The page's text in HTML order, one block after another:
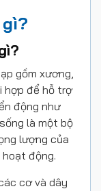
gồm xương,
hợp để hỗ trợ
động như
là một bộ
lượng của
động.
cơ và dây